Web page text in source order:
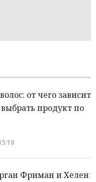
от чего зависит
продукт по
Фриман и Хелен